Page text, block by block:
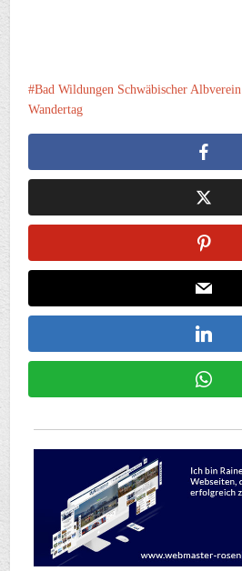
Bad Wildungen Schwäbischer Albverein
Wandertag